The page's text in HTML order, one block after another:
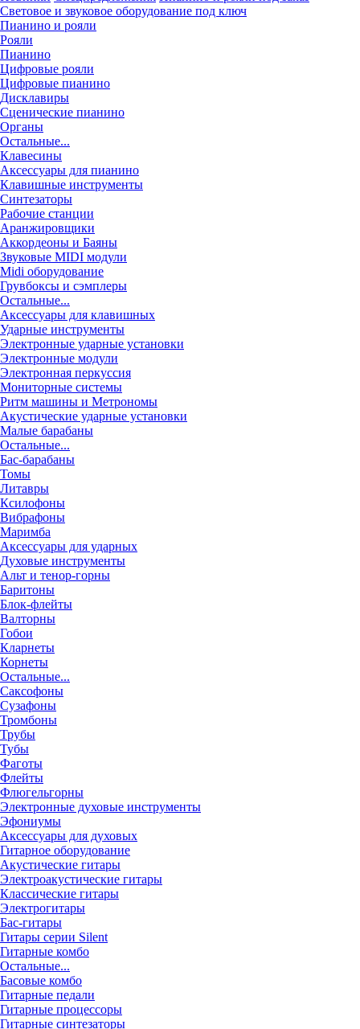
Световое и звуковое оборудование под ключ
Пианино и рояли
Рояли
Пианино
Цифровые рояли
Цифровые пианино
Дисклавиры
Сценические пианино
Органы
Остальные...
Клавесины
Аксессуары для пианино
Клавишные инструменты
Синтезаторы
Рабочие станции
Аранжировщики
Аккордеоны и Баяны
Звуковые MIDI модули
Midi оборудование
Грувбоксы и сэмплеры
Остальные...
Аксессуары для клавишных
Ударные инструменты
Электронные ударные установки
Электронные модули
Электронная перкуссия
Мониторные системы
Ритм машины и Метрономы
Акустические ударные установки
Малые барабаны
Остальные...
Бас-барабаны
Томы
Литавры
Ксилофоны
Вибрафоны
Маримба
Аксессуары для ударных
Духовые инструменты
Альт и тенор-горны
Баритоны
Блок-флейты
Валторны
Гобои
Кларнеты
Корнеты
Остальные...
Саксофоны
Сузафоны
Тромбоны
Трубы
Тубы
Фаготы
Флейты
Флюгельгорны
Электронные духовые инструменты
Эфониумы
Аксессуары для духовых
Гитарное оборудование
Акустические гитары
Электроакустические гитары
Классические гитары
Электрогитары
Бас-гитары
Гитары серии Silent
Гитарные комбо
Остальные...
Басовые комбо
Гитарные педали
Гитарные процессоры
Гитарные синтезаторы